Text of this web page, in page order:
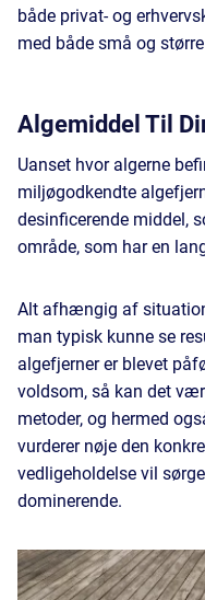
både privat- og
med både små og
Algemiddel Til
Uanset hvor algerne
miljøgodkendte
desinficerende middel,
område, som har en
Alt afhængig af
man typisk kunne se
algefjerner er blevet
voldsom, så kan det
metoder, og hermed
vurderer nøje den
vedligeholdelse vil
dominerende.